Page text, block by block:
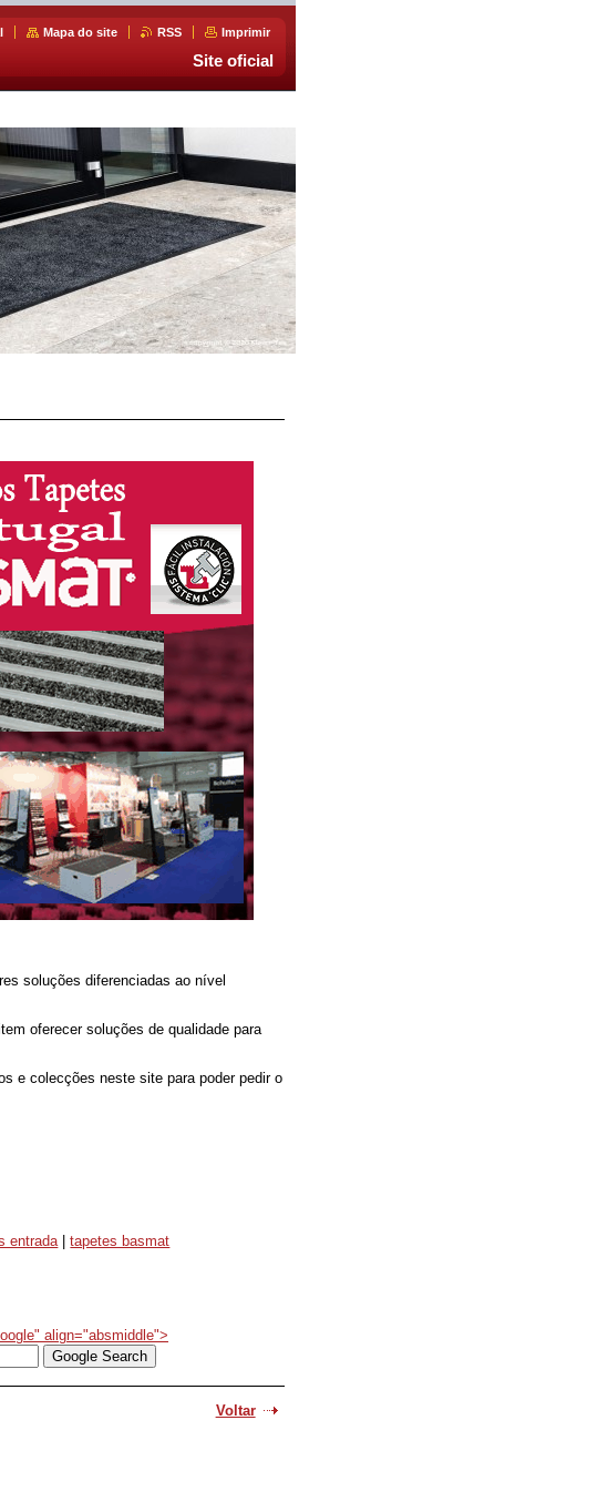
Mapa do site RSS Imprimir
Site oficial
soluções diferenciadas ao nível
oferecer soluções de qualidade para
e colecções neste site para poder pedir o
entrada tapetes basmat
align="absmiddle">
Voltar